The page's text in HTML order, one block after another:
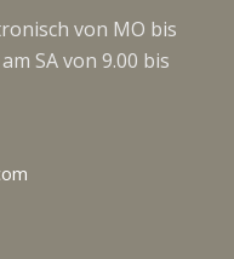
von MO bis
SA von 9.00 bis